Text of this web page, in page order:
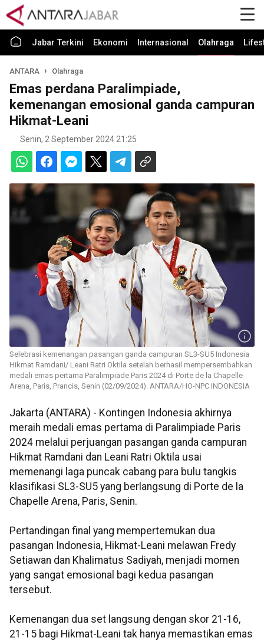
Jabar Terkini Ekonomi Internasional Olahraga
ANTARA Olahraga
Emas perdana Paralimpiade,
kemenangan emosional ganda campuran
Hikmat-Leani
Senin, 2 September 2024 21:25
Selebrasi kemenangan pasangan ganda campuran SL3-SU5 Indonesia
Hikmat Ramdani/ Leani Ratri Oktila setelah berhasil mempersembahkan
medali emas pertama Paralimpiade Paris 2024 di Porte de la Chapelle
Arena, Paris, Prancis, Senin (02/09/2024). ANTARA/HO-NPC INDONESIA
Jakarta (ANTARA) - Kontingen Indonesia akhirnya
meraih medali emas pertama di Paralimpiade Paris
2024 melalui perjuangan pasangan ganda campuran
Hikmat Ramdani dan Leani Ratri Oktila usai
memenangi laga puncak cabang para bulu tangkis
klasifikasi SL3-SU5 yang berlangsung di Porte de la
Chapelle Arena, Paris, Senin.
Pertandingan final yang mempertemukan dua
pasangan Indonesia, Hikmat-Leani melawan Fredy
Setiawan dan Khalimatus Sadiyah, menjadi momen
yang sangat emosional bagi kedua pasangan
tersebut.
Kemenangan dua set langsung dengan skor 21-16,
21-15 bagi Hikmat-Leani tak hanya memastikan emas